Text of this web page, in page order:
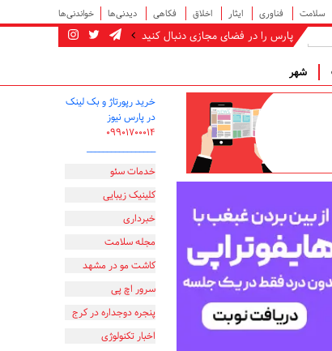
سلامت فناوری ایثار اخلاق فکاهی دیدنی‌ها خواندنی‌ها
پارس را در فضای مجازی دنبال کنید
شهر
خرید رپورتاژ و بک لینک
در پارس نیوز
۰۹۹۰۱۷۰۰۰۱۴
_________________
خدمات سئو
کلینیک زیبایی
خبرداری
مجله سلامت
کاشت مو در مشهد
سرور اچ پی
پنجره دوجداره در کرج
اخبار تکنولوژی